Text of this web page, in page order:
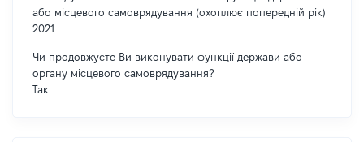
або місцевого самоврядування (охоплює попередній рік)
2021
Чи продовжуєте Ви виконувати функції держави або
органу місцевого самоврядування?
Так